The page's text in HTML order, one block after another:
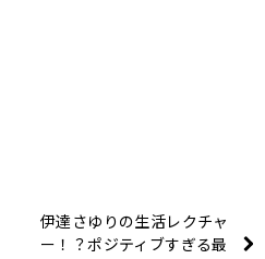
伊達さゆりの生活レクチャ
ー！？ポジティブすぎる最